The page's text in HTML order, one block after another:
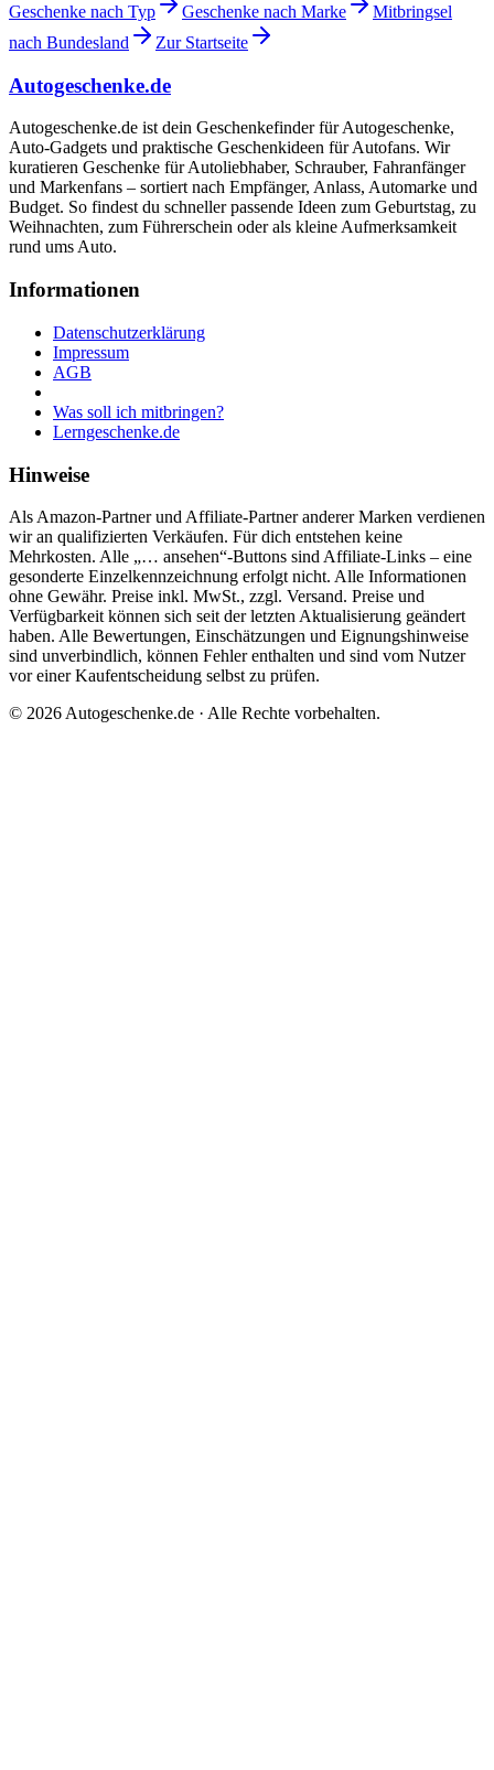
Geschenke nach Typ
Geschenke nach Marke
Mitbringsel
nach Bundesland
Zur Startseite
Autogeschenke.de
Autogeschenke.de ist dein Geschenkefinder für Autogeschenke,
Auto-Gadgets und praktische Geschenkideen für Autofans. Wir
kuratieren Geschenke für Autoliebhaber, Schrauber, Fahranfänger
und Markenfans – sortiert nach Empfänger, Anlass, Automarke und
Budget. So findest du schneller passende Ideen zum Geburtstag, zu
Weihnachten, zum Führerschein oder als kleine Aufmerksamkeit
rund ums Auto.
Informationen
Datenschutzerklärung
Impressum
AGB
Was soll ich mitbringen?
Lerngeschenke.de
Hinweise
Als Amazon-Partner und Affiliate-Partner anderer Marken verdienen
wir an qualifizierten Verkäufen. Für dich entstehen keine
Mehrkosten. Alle „… ansehen“-Buttons sind Affiliate-Links – eine
gesonderte Einzelkennzeichnung erfolgt nicht. Alle Informationen
ohne Gewähr. Preise inkl. MwSt., zzgl. Versand. Preise und
Verfügbarkeit können sich seit der letzten Aktualisierung geändert
haben. Alle Bewertungen, Einschätzungen und Eignungshinweise
sind unverbindlich, können Fehler enthalten und sind vom Nutzer
vor einer Kaufentscheidung selbst zu prüfen.
© 2026 Autogeschenke.de · Alle Rechte vorbehalten.